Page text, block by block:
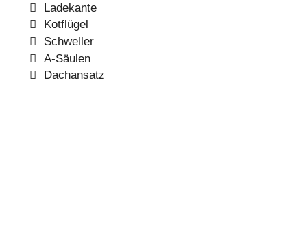
Ladekante
Kotflügel
Schweller
A-Säulen
Dachansatz